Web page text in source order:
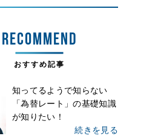
RECOMMEND
おすすめ記事
知ってるようで知らない
「為替レート」の基礎知識
が知りたい！
続きを見る